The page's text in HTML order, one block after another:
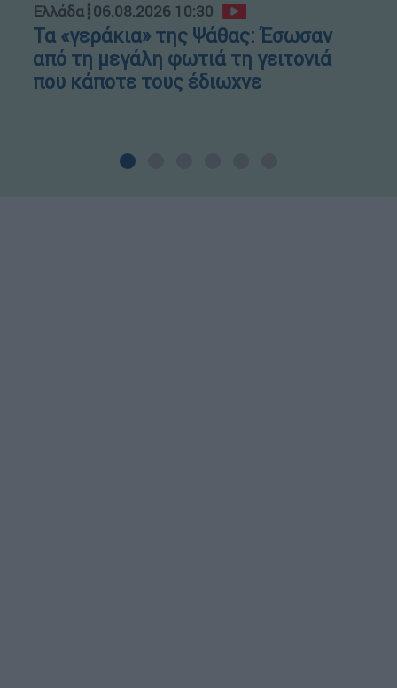
Ελλάδα┋06.08.2026 10:30
Τα «γεράκια» της Ψάθας: Έσωσαν
από τη μεγάλη φωτιά τη γειτονιά
που κάποτε τους έδιωχνε